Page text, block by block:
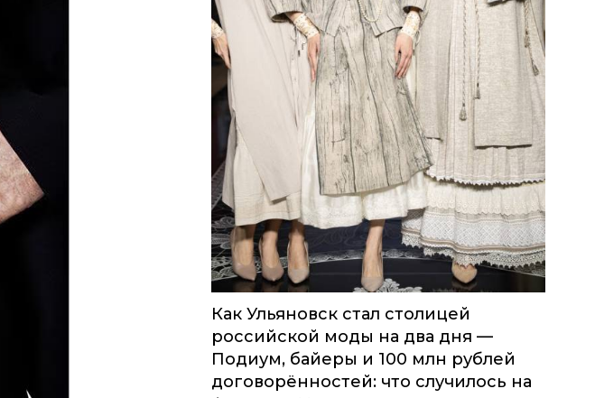
Как Ульяновск стал столицей
российской моды на два дня —
Подиум, байеры и 100 млн рублей
договорённостей: что случилось на